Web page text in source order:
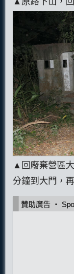
▲回廢棄營區
分鐘到大門，
贊助廣告 ‧